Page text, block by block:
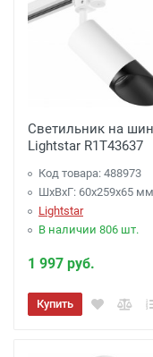
Светильник на
Lightstar R1T43637
Код товара: 488973
ШхВхГ: 60x259x65 мм
Lightstar
В наличии 806 шт.
1 997 руб.
Купить